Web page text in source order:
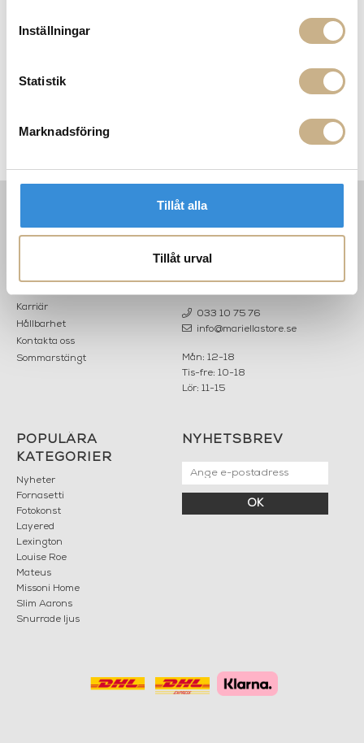
Inställningar
Statistik
Marknadsföring
Tillåt alla
Tillåt urval
Agnello
Tyg Metervara - Goodfellas
INFORMATION
Karriär
Hållbarhet
Kontakta oss
Sommarstängt
KONTAKT
MARIELLA INTERIORS
033 10 75 76
info@mariellastore.se
Mån: 12-18
Tis-fre: 10-18
Lör: 11-15
POPULÄRA
KATEGORIER
Nyheter
Fornasetti
Fotokonst
Layered
Lexington
Louise Roe
Mateus
Missoni Home
Slim Aarons
Snurrade ljus
NYHETSBREV
OK